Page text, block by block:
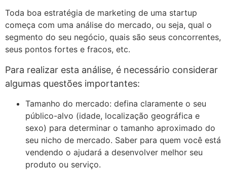
Toda boa estratégia de marketing de uma startup
começa com uma análise do mercado, ou seja, qual o
segmento do seu negócio, quais são seus concorrentes,
seus pontos fortes e fracos, etc.
Para realizar esta análise, é necessário considerar
algumas questões importantes:
Tamanho do mercado: defina claramente o seu
público-alvo (idade, localização geográfica e
sexo) para determinar o tamanho aproximado do
seu nicho de mercado. Saber para quem você está
vendendo o ajudará a desenvolver melhor seu
produto ou serviço.